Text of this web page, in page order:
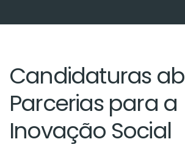
Candidaturas
Parcerias para a
Inovação Social